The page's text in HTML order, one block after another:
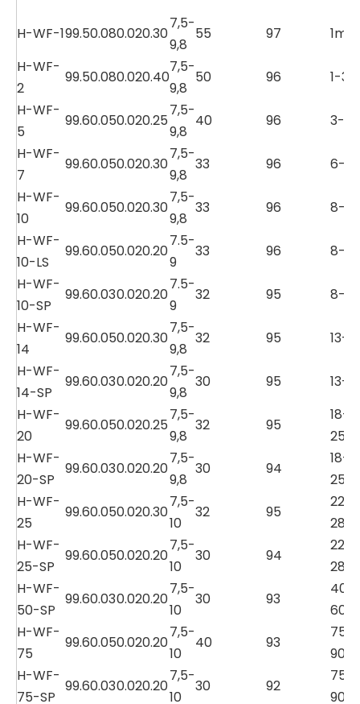
H-WF-199.50.080.020.30
7,5-
9,8
55 97
H-WF-
2
99.50.080.020.40
7,5-
9,8
50 96
1-3
H-WF-
5
99.60.050.020.25
7,5-
9,8
40 96
3-6
H-WF-
7
99.60.050.020.30
7,5-
9,8
33 96
6-8
H-WF-
10
99.60.050.020.30
7,5-
9,8
33 96
8-11
H-WF-
10-LS
99.60.050.020.20
7.5-
9
33 96
8-11
H-WF-
10-SP
99.60.030.020.20
7.5-
9
32 95
8-11
H-WF-
14
99.60.050.020.30
7,5-
9,8
32 95
13-18
H-WF-
14-SP
99.60.030.020.20
7,5-
9,8
30 95
13-18
H-WF-
20
99.60.050.020.25
7,5-
9,8
32 95
18-
25
H-WF-
20-SP
99.60.030.020.20
7,5-
9,8
30 94
18-
25
H-WF-
25
99.60.050.020.30
7,5-
10
32 95
22-
28
H-WF-
25-SP
99.60.050.020.20
7,5-
10
30 94
22-
28
H-WF-
50-SP
99.60.030.020.20
7,5-
10
30 93
40-
60
H-WF-
75
99.60.050.020.20
7,5-
10
40 93
75-
90
H-WF-
75-SP
99.60.030.020.20
7,5-
10
30 92
75-
90